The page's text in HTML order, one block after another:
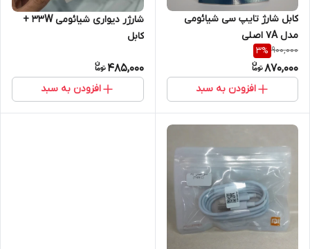
کابل شارژ تایپ سی شیائومی
مدل 7A اصلی
900,000
3%
870,000
افزودن به سبد
شارژر دیواری شیائومی 33W +
کابل
485,000
افزودن به سبد